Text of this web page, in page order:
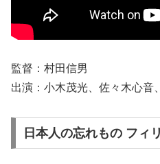
監督：村田信男
出演：小木茂光、佐々木心音
日本人の忘れもの フィ